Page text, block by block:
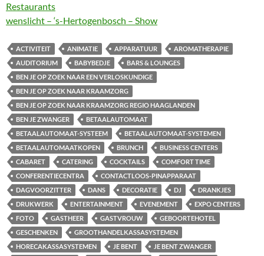
Restaurants
wenslicht – ‘s-Hertogenbosch – Show
ACTIVITEIT ANIMATIE APPARATUUR
AROMATHERAPIE
AUDITORIUM
BABYBEDJE
BARS & LOUNGES
BEN JE OP ZOEK NAAR EEN VERLOSKUNDIGE
BEN JE OP ZOEK NAAR KRAAMZORG
BEN JE OP ZOEK NAAR KRAAMZORG REGIO HAAGLANDEN
BEN JE ZWANGER
BETAALAUTOMAAT
BETAALAUTOMAAT-SYSTEEM
BETAALAUTOMAAT-SYSTEMEN
BETAALAUTOMAATKOPEN
BRUNCH
BUSINESS CENTERS
CABARET
CATERING COCKTAILS
COMFORT TIME
CONFERENTIECENTRA
CONTACTLOOS-PINAPPARAAT
DAGVOORZITTER
DANS DECORATIE DJ
DRANKJES
DRUKWERK
ENTERTAINMENT EVENEMENT
EXPO CENTERS
FOTO
GASTHEER GASTVROUW
GEBOORTEHOTEL
GESCHENKEN
GROOTHANDELKASSASYSTEMEN
HORECAKASSASYSTEMEN
JE BENT
JE BENT ZWANGER